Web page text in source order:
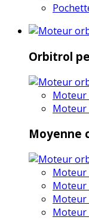
Orbitrol
Moteur
Moteur
Moyenne
Moteur
Moteur
Moteur
Moteur